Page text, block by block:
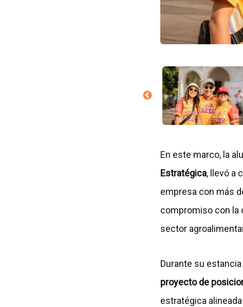
En este marco, la
Estratégica, llevó a
empresa con más
compromiso con la
sector
Durante su
proyecto de
estratégica